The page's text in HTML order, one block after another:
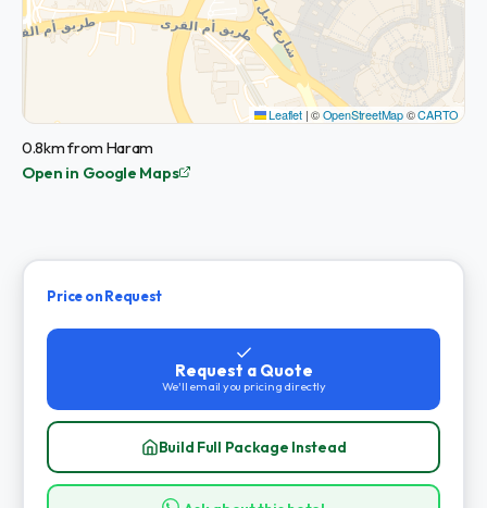
Leaflet |©OpenStreetMap©CARTO
0.8km from Haram
Open in Google Maps
Price on Request
Request a Quote
We'll email you pricing directly
Build Full Package Instead